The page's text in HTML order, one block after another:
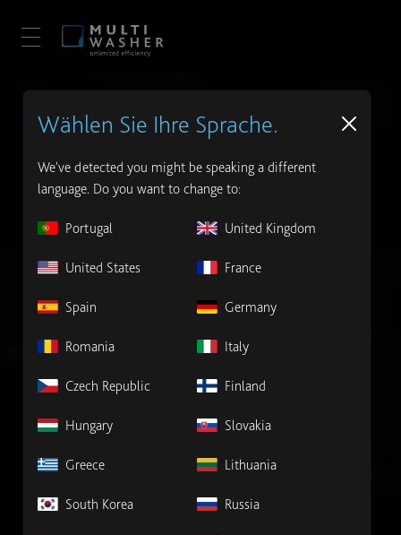
Wählen Sie Ihre Sprache.
We've detected you might be speaking a different
language. Do you want to change to:
Portugal United Kingdom
United States France
Spain Germany
Romania Italy
Czech Republic Finland
Hungary Slovakia
Greece Lithuania
South Korea Russia